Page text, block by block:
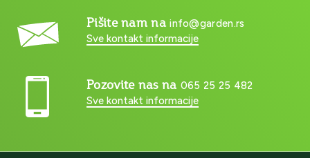
Pišite nam nainfo@garden.rs
Sve kontakt informacije
Pozovite nas na 065 25 25 482
Sve kontakt informacije